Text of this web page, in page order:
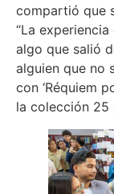
compartió que
“La
algo que salió
alguien que no
con ‘Réquiem
la colección 25